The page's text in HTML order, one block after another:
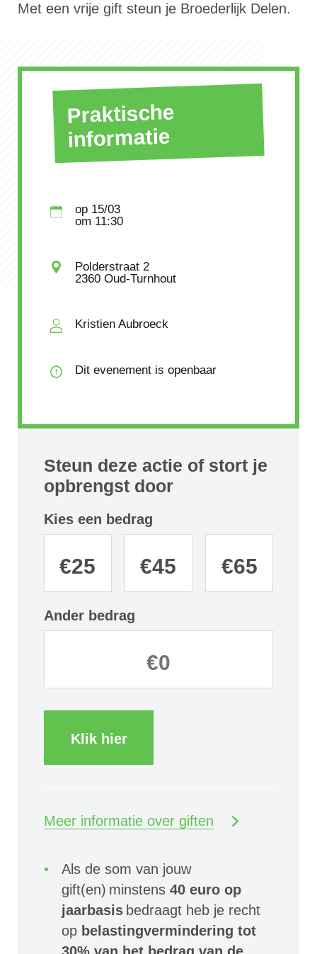
Met een vrije gift steun je Broederlijk Delen.
Praktische
informatie
op 15/03
om 11:30
Polderstraat 2
2360 Oud-Turnhout
Kristien Aubroeck
Dit evenement is openbaar
Steun deze actie of stort je
opbrengst door
Kies een bedrag
€25 €45 €65
Ander bedrag
Klik hier
Meer informatie over giften
Als de som van jouw
gift(en) minstens40 euro op
jaarbasis bedraagt heb je recht
op belastingvermindering tot